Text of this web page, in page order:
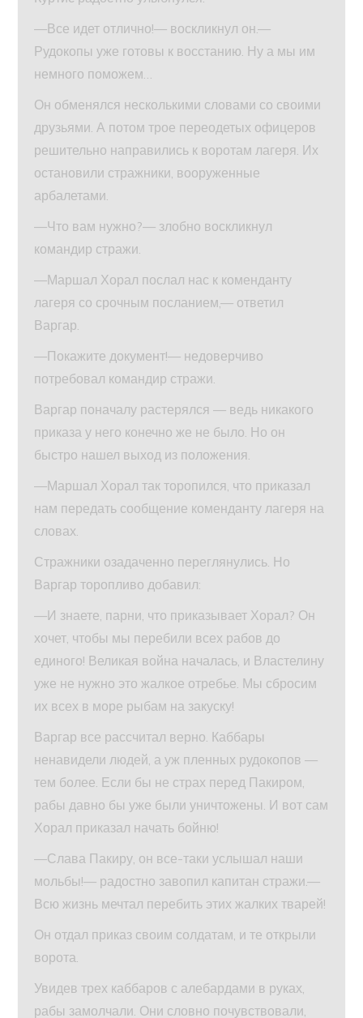
—Все идет отлично!— воскликнул он.—
Рудокопы уже готовы к восстанию. Ну а мы им
немного поможем…
Он обменялся несколькими словами со своими
друзьями. А потом трое переодетых офицеров
решительно направились к воротам лагеря. Их
остановили стражники, вооруженные
арбалетами.
—Что вам нужно?— злобно воскликнул
командир стражи.
—Маршал Хорал послал нас к коменданту
лагеря со срочным посланием,— ответил
Варгар.
—Покажите документ!— недоверчиво
потребовал командир стражи.
Варгар поначалу растерялся — ведь никакого
приказа у него конечно же не было. Но он
быстро нашел выход из положения.
—Маршал Хорал так торопился, что приказал
нам передать сообщение коменданту лагеря на
словах.
Стражники озадаченно переглянулись. Но
Варгар торопливо добавил:
—И знаете, парни, что приказывает Хорал? Он
хочет, чтобы мы перебили всех рабов до
единого! Великая война началась, и Властелину
уже не нужно это жалкое отребье. Мы сбросим
их всех в море рыбам на закуску!
Варгар все рассчитал верно. Каббары
ненавидели людей, а уж пленных рудокопов —
тем более. Если бы не страх перед Пакиром,
рабы давно бы уже были уничтожены. И вот сам
Хорал приказал начать бойню!
—Слава Пакиру, он все-таки услышал наши
мольбы!— радостно завопил капитан стражи.—
Всю жизнь мечтал перебить этих жалких тварей!
Он отдал приказ своим солдатам, и те открыли
ворота.
Увидев трех каббаров с алебардами в руках,
рабы замолчали. Они словно почувствовали,